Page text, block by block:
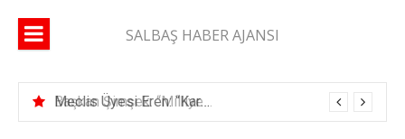
SALBAŞ HABER AJANSI
Başkan Şimşek: “Milliyetçiyim diyen adam ikametgahını buraya getirir”